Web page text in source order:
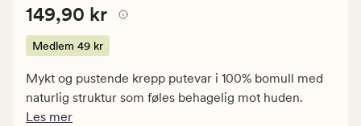
Pris
149,90
kr.
49
kr
Pris 149,90 kr
149,90 kr
Medlem 49 kr
Mykt og pustende krepp putevar i 100% bomull med
naturlig struktur som føles behagelig mot huden.
Les mer